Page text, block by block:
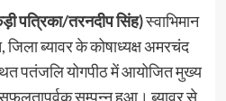
पत्रिका/तरनदीप सिंह)स्वाभिमान
जिला ब्यावर के कोषाध्यक्ष अमरचंद
पतंजलि योगपीठ में आयोजित मुख्य
सफलतापूर्वक सम्पन्न हुआ। ब्यावर से